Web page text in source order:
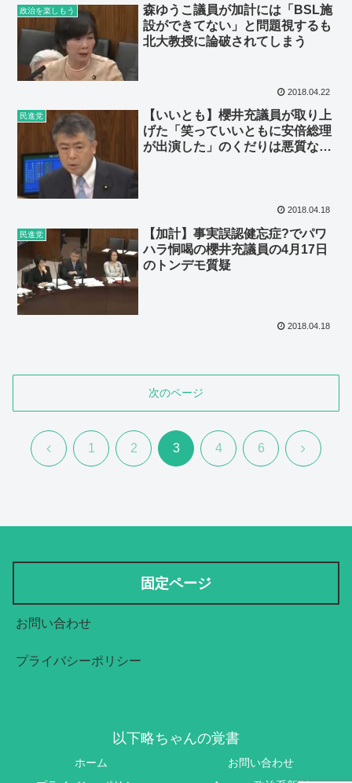
政治を楽しもう
森ゆうこ議員が加計には「BSL施
設ができてない」と問題視するも
北大教授に論破されてしまう
2018.04.22
民進党
【いいとも】櫻井充議員が取り上
げた「笑っていいともに安倍総理
が出演した」のくだりは悪質なフ
2018.04.18
民進党
【加計】事実誤認健忘症?でパワ
ハラ恫喝の櫻井充議員の4月17日
のトンデモ質疑
2018.04.18
次のページ
前 1 2 3 4 6 次
固定ページ
お問い合わせ
プライバシーポリシー
以下略ちゃんの覚書
ホーム
お問い合わせ